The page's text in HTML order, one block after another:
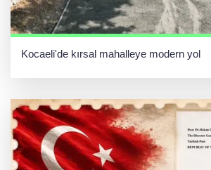
Kocaeli'de kırsal mahalleye modern yol